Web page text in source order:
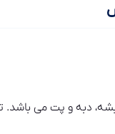
دبه و پت می باشد.